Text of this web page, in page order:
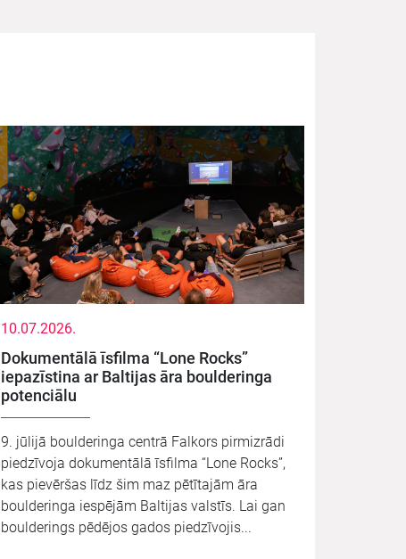
10.07.2026.
Dokumentālā īsfilma “Lone Rocks”
iepazīstina ar Baltijas āra boulderinga
potenciālu
9. jūlijā boulderinga centrā Falkors pirmizrādi
piedzīvoja dokumentālā īsfilma “Lone Rocks”,
kas pievēršas līdz šim maz pētītajām āra
boulderinga iespējām Baltijas valstīs. Lai gan
boulderings pēdējos gados piedzīvojis...